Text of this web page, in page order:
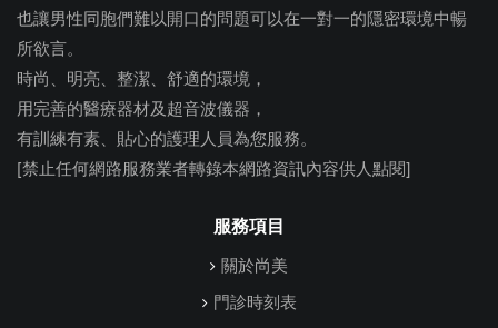
也讓男性同胞們難以開口的問題可以在一對一的隱密環境中暢
所欲言。
時尚、明亮、整潔、舒適的環境，
用完善的醫療器材及超音波儀器，
有訓練有素、貼心的護理人員為您服務。
[禁止任何網路服務業者轉錄本網路資訊內容供人點閱]
服務項目
關於尚美
門診時刻表